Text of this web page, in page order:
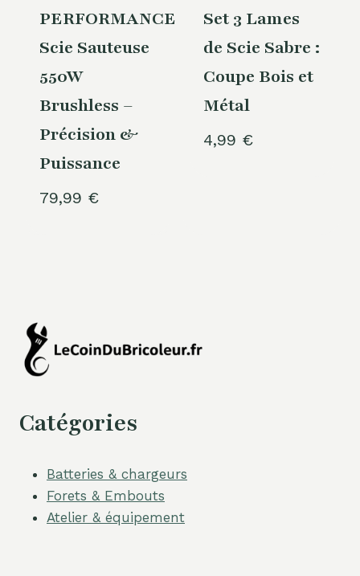
PERFORMANCE
Scie Sauteuse
550W
Brushless –
Précision &
Puissance
79,99 €
Set 3 Lames
de Scie Sabre :
Coupe Bois et
Métal
4,99 €
Catégories
Batteries & chargeurs
Forets & Embouts
Atelier & équipement